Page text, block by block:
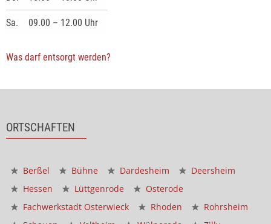
Sa. 09.00 – 12.00 Uhr
Was darf entsorgt werden?
ORTSCHAFTEN
Berßel Bühne Dardesheim
Deersheim
Hessen
Lüttgenrode
Osterode
Fachwerkstadt Osterwieck
Rhoden
Rohrsheim